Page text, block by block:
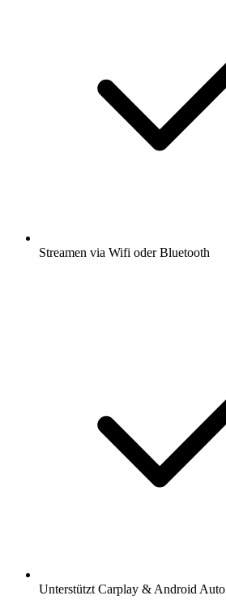
Streamen via Wifi oder Bluetooth
Unterstützt Carplay & Android Auto